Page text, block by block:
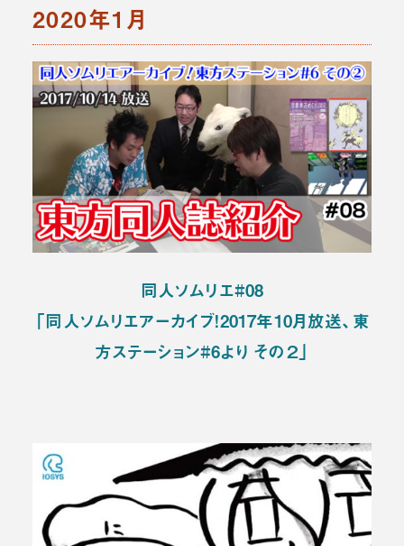
2020年1月
同人ソムリエ#08
「同人ソムリエアーカイブ！2017年10月放送、東
方ステーション#6より その２」